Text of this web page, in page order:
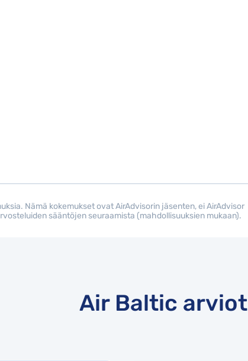
Nämä kokemukset ovat AirAdvisorin jäsenten, ei AirAdvisor
sääntöjen seuraamista (mahdollisuuksien mukaan).
Air Baltic arviot